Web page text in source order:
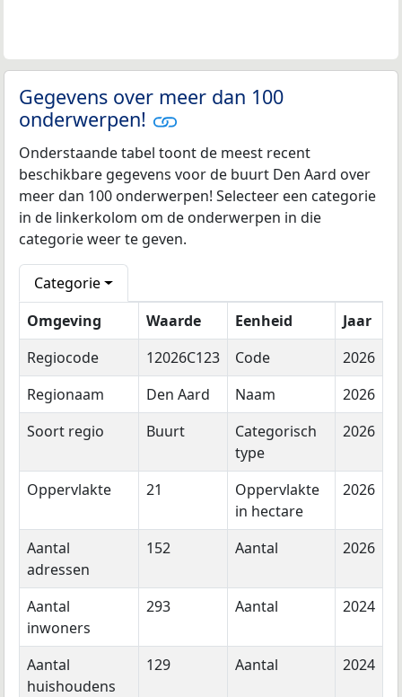
Gegevens over meer dan 100
onderwerpen!
Onderstaande tabel toont de meest recent
beschikbare gegevens voor de buurt Den Aard over
meer dan 100 onderwerpen! Selecteer een categorie
in de linkerkolom om de onderwerpen in die
categorie weer te geven.
Categorie
Omgeving
Waarde Eenheid
Jaar
Regiocode
12026C123 Code
2026
Regionaam
Den Aard Naam
2026
Soort regio
Buurt
Categorisch
type
2026
Oppervlakte 21
Oppervlakte
in hectare
2026
Aantal
adressen
152 Aantal 2026
Aantal
inwoners
293 Aantal 2024
Aantal
huishoudens
129 Aantal 2024